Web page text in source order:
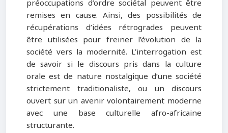
préoccupations d’ordre sociétal peuvent être
remises en cause. Ainsi, des possibilités de
récupérations d’idées rétrogrades peuvent
être utilisées pour freiner l’évolution de la
société vers la modernité. L’interrogation est
de savoir si le discours pris dans la culture
orale est de nature nostalgique d’une société
strictement traditionaliste, ou un discours
ouvert sur un avenir volontairement moderne
avec une base culturelle afro-africaine
structurante.